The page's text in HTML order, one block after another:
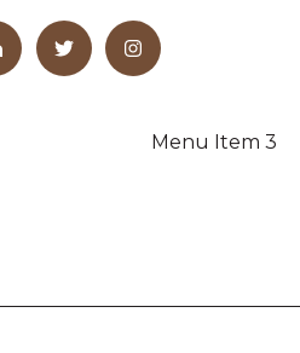
Menu Item 3